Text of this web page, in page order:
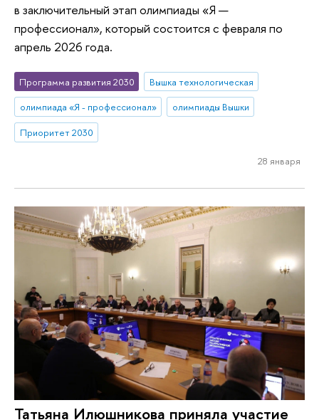
в заключительный этап олимпиады «Я —
профессионал», который состоится с февраля по
апрель 2026 года.
Программа развития 2030
Вышка технологическая
олимпиада «Я - профессионал»
олимпиады Вышки
Приоритет 2030
28 января
Татьяна Илюшникова приняла участие